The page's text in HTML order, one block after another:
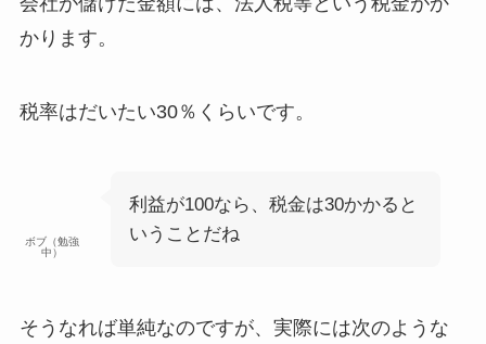
かります。
税率はだいたい30％ くらいです。
ボブ（勉強
中）
利益が100なら、税金は30かかると
いうことだね
そうなれば単純なのですが、実際には次のような